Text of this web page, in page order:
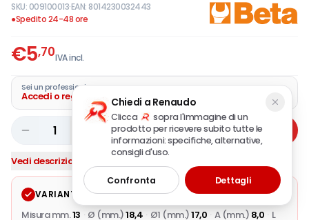
SKU:009100013·EAN: 8014230032443
●Spedito 24-48 ore
€5,70IVA incl.
Sei un professionista?
Accedi o registra la tua azienda
1 Aggiungi
Vedi descrizione completa
VARIANTE SELEZIONATA Modifica
Misura mm.13 · Ø (mm.)18,4 · Ø1 (mm.)17,0 · A (mm.) 8,0 · L
Chiedi a Renaudo
Clicca
sopra l'immagine di un
prodotto per ricevere subito tutte le
informazioni: specifiche, alternative,
consigli d'uso.
Confronta Dettagli